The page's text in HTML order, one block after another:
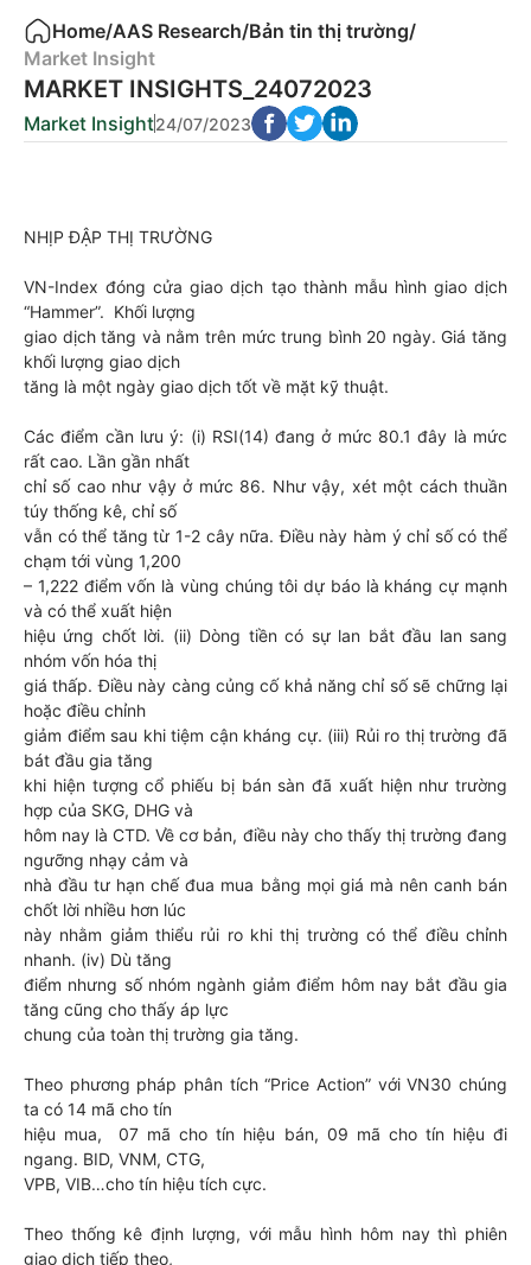
Home/AAS Research/Bản tin thị trường/
Market Insight
MARKET INSIGHTS_24072023
Market Insight24/07/2023
NHỊP ĐẬP THỊ TRƯỜNG
VN-Index đóng cửa giao dịch tạo thành mẫu hình giao dịch
“Hammer”. Khối lượng
giao dịch tăng và nằm trên mức trung bình 20 ngày. Giá tăng
khối lượng giao dịch
tăng là một ngày giao dịch tốt về mặt kỹ thuật.
Các điểm cần lưu ý: (i) RSI(14) đang ở mức 80.1 đây là mức
rất cao. Lần gần nhất
chỉ số cao như vậy ở mức 86. Như vậy, xét một cách thuần
túy thống kê, chỉ số
vẫn có thể tăng từ 1-2 cây nữa. Điều này hàm ý chỉ số có thể
chạm tới vùng 1,200
– 1,222 điểm vốn là vùng chúng tôi dự báo là kháng cự mạnh
và có thể xuất hiện
hiệu ứng chốt lời. (ii) Dòng tiền có sự lan bắt đầu lan sang
nhóm vốn hóa thị
giá thấp. Điều này càng củng cố khả năng chỉ số sẽ chững lại
hoặc điều chỉnh
giảm điểm sau khi tiệm cận kháng cự. (iii) Rủi ro thị trường đã
bát đầu gia tăng
khi hiện tượng cổ phiếu bị bán sàn đã xuất hiện như trường
hợp của SKG, DHG và
hôm nay là CTD. Về cơ bản, điều này cho thấy thị trường đang
ngưỡng nhạy cảm và
nhà đầu tư hạn chế đua mua bằng mọi giá mà nên canh bán
chốt lời nhiều hơn lúc
này nhằm giảm thiểu rủi ro khi thị trường có thể điều chỉnh
nhanh. (iv) Dù tăng
điểm nhưng số nhóm ngành giảm điểm hôm nay bắt đầu gia
tăng cũng cho thấy áp lực
chung của toàn thị trường gia tăng.
Theo phương pháp phân tích “Price Action” với VN30 chúng
ta có 14 mã cho tín
hiệu mua, 07 mã cho tín hiệu bán, 09 mã cho tín hiệu đi
ngang. BID, VNM, CTG,
VPB, VIB…cho tín hiệu tích cực.
Theo thống kê định lượng, với mẫu hình hôm nay thì phiên
giao dịch tiếp theo,